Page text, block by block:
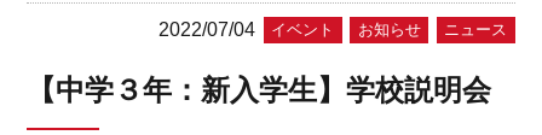
2022/07/04 イベント お知らせ ニュース
【中学３年：新入学生】学校説明会